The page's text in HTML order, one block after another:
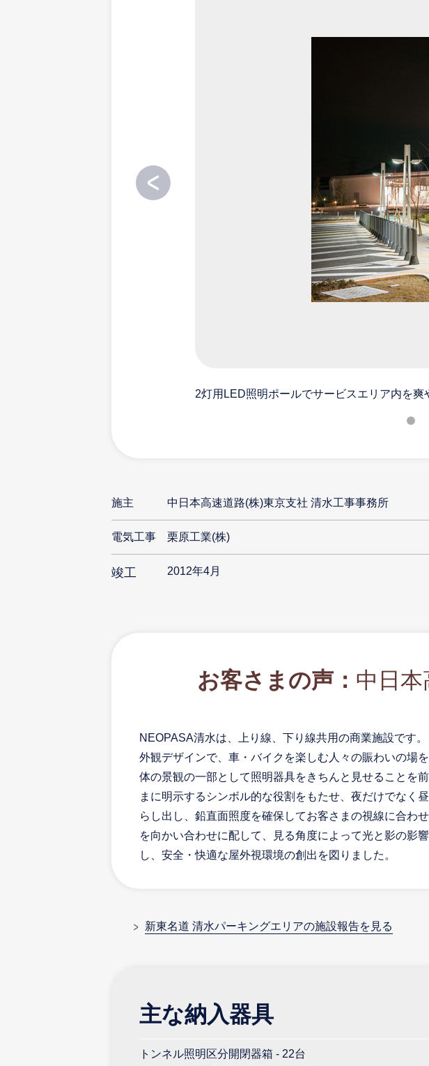
2灯用LED照明ポールでサービスエリア内を爽
施主 中日本高速道路(株)東京支社 清水工事事務所
電気工事 栗原工業(株)
竣工 2012年4月
お客さまの声： 中日
NEOPASA清水は、上り線、下り線共用の商業施設です
外観デザインで、車・バイクを楽しむ人々の賑わいの場
体の景観の一部として照明器具をきちんと見せることを
まに明示するシンボル的な役割をもたせ、夜だけでなく
らし出し、鉛直面照度を確保してお客さまの視線に合わ
を向かい合わせに配して、見る角度によって光と影の影
し、安全・快適な屋外視環境の創出を図りました。
新東名道 清水パーキングエリアの施設報告を見る
主な納入器具
トンネル照明区分開閉器箱 - 22台